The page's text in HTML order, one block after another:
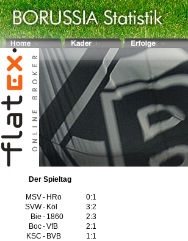
Der Spieltag
MSV- HRo
0:1
SVW- Köl
3:2
Bie - 1860
2:3
Boc-VfB
2:1
KSC - BVB
1:1